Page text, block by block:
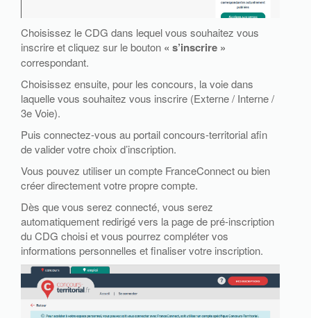
Choisissez le CDG dans lequel vous souhaitez vous
inscrire et cliquez sur le bouton « s’inscrire »
correspondant.
Choisissez ensuite, pour les concours, la voie dans
laquelle vous souhaitez vous inscrire (Externe / Interne /
3e Voie).
Puis connectez-vous au portail concours-territorial afin
de valider votre choix d’inscription.
Vous pouvez utiliser un compte FranceConnect ou bien
créer directement votre propre compte.
Dès que vous serez connecté, vous serez
automatiquement redirigé vers la page de pré-inscription
du CDG choisi et vous pourrez compléter vos
informations personnelles et finaliser votre inscription.